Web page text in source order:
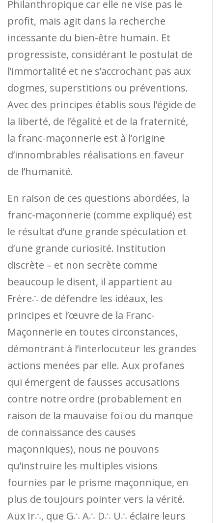
Philanthropique car elle ne vise pas le
profit, mais agit dans la recherche
incessante du bien-être humain. Et
progressiste, considérant le postulat de
l’immortalité et ne s’accrochant pas aux
dogmes, superstitions ou préventions.
Avec des principes établis sous l’égide de
la liberté, de l’égalité et de la fraternité,
la franc-maçonnerie est à l’origine
d’innombrables réalisations en faveur
de l’humanité.
En raison de ces questions abordées, la
franc-maçonnerie (comme expliqué) est
le résultat d’une grande spéculation et
d’une grande curiosité. Institution
discrète – et non secrète comme
beaucoup le disent, il appartient au
Frère∴ de défendre les idéaux, les
principes et l’œuvre de la Franc-
Maçonnerie en toutes circonstances,
démontrant à l’interlocuteur les grandes
actions menées par elle. Aux profanes
qui émergent de fausses accusations
contre notre ordre (probablement en
raison de la mauvaise foi ou du manque
de connaissance des causes
maçonniques), nous ne pouvons
qu’instruire les multiples visions
fournies par le prisme maçonnique, en
plus de toujours pointer vers la vérité.
Aux Ir∴, que G∴ A∴ D∴ U∴ éclaire leurs